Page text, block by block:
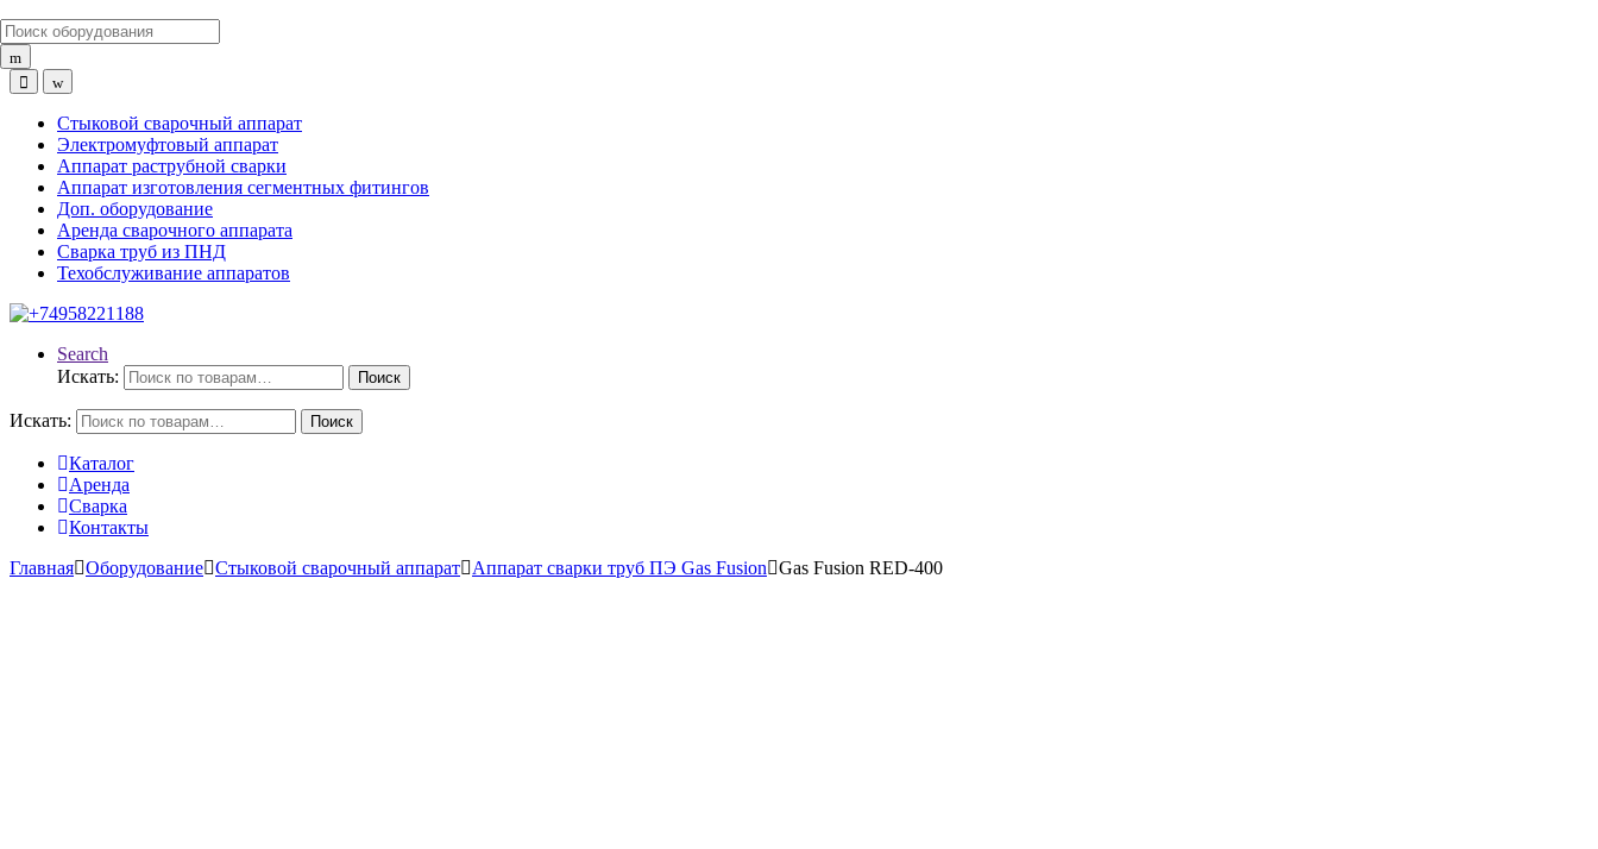
Search for:
Стыковой сварочный аппарат
Электромуфтовый аппарат
Аппарат раструбной сварки
Аппарат изготовления сегментных фитингов
Доп. оборудование
Аренда сварочного аппарата
Сварка труб из ПНД
Техобслуживание аппаратов
Search
Искать:
Поиск
Искать: Поиск
Каталог
Аренда
Сварка
Контакты
Главная Оборудование Стыковой сварочный аппарат Аппарат сварки труб ПЭ Gas Fusion Gas Fusion RED-400